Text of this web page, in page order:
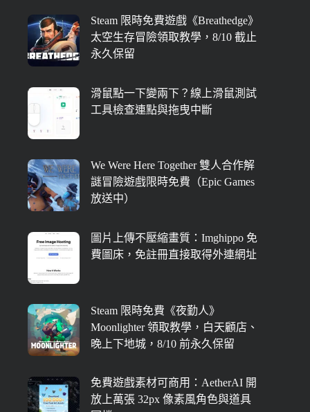
Steam 限時免費遊戲《Breathedge》
太空生存冒險領取教學，8/10 截止
永久保留
滑鼠點一下變兩下？線上滑鼠測試
工具檢查連點與拖曳中斷
We Were Here Together 雙人合作解
謎冒險遊戲限時免費（Epic Games
放送中）
圖片上傳不壓縮畫質：Imghippo 免
費圖床，免註冊直接取得外連網址
Steam 限時免費《夜勤人》
Moonlighter 領取教學，白天顧店、
晚上下地城，8/10 前永久保留
免費遊戲素材可商用：AetherAI 開
放上萬張 32px 像素風角色與道具